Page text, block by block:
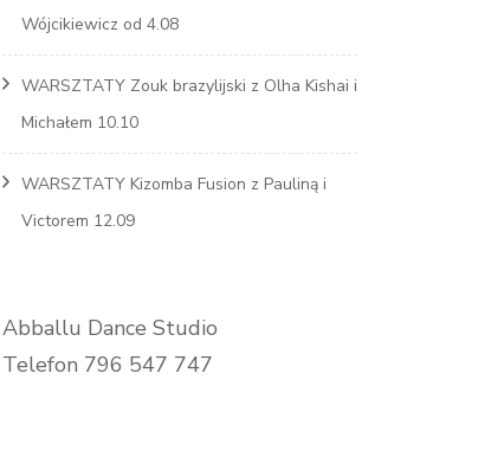
Wójcikiewicz od 4.08
WARSZTATY Zouk brazylijski z Olha Kishai i
Michałem 10.10
WARSZTATY Kizomba Fusion z Pauliną i
Victorem 12.09
Abballu Dance Studio
Telefon 796 547 747